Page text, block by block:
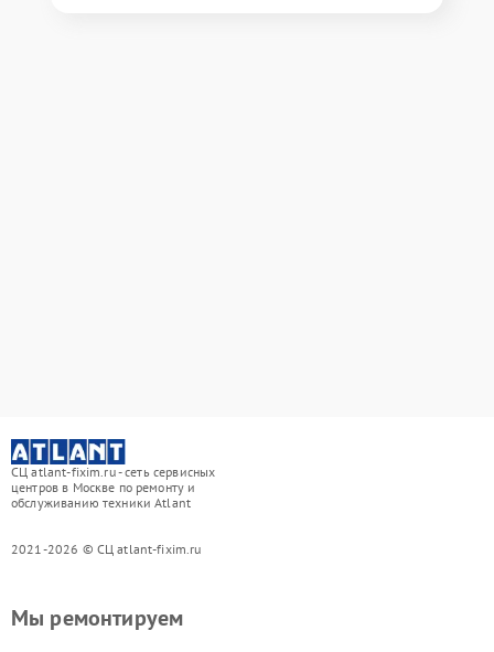
СЦ atlant-fixim.ru - сеть сервисных
центров в Москве по ремонту и
обслуживанию техники Atlant
2021-2026 © СЦ atlant-fixim.ru
Мы ремонтируем